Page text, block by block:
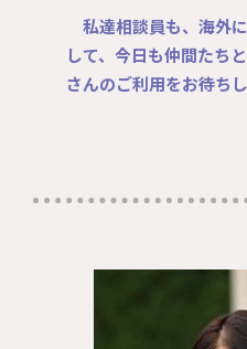
私達相談員も、海外
して、今日も仲間たち
さんのご利用をお待ち